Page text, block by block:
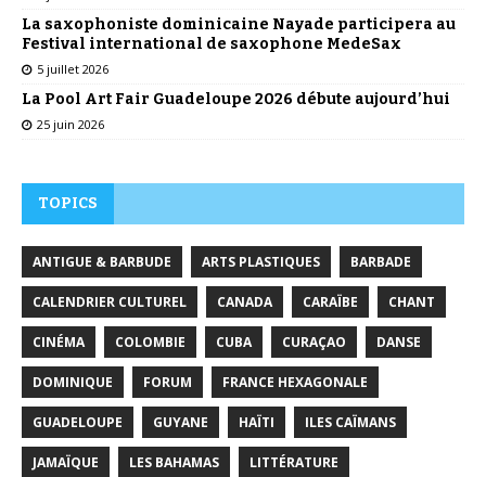
La saxophoniste dominicaine Nayade participera au
Festival international de saxophone MedeSax
5 juillet 2026
La Pool Art Fair Guadeloupe 2026 débute aujourd’hui
25 juin 2026
TOPICS
ANTIGUE & BARBUDE ARTS PLASTIQUES BARBADE
CALENDRIER CULTUREL CANADA CARAÏBE CHANT
CINÉMA COLOMBIE CUBA CURAÇAO DANSE
DOMINIQUE FORUM FRANCE HEXAGONALE
GUADELOUPE GUYANE HAÏTI ILES CAÏMANS
JAMAÏQUE LES BAHAMAS LITTÉRATURE